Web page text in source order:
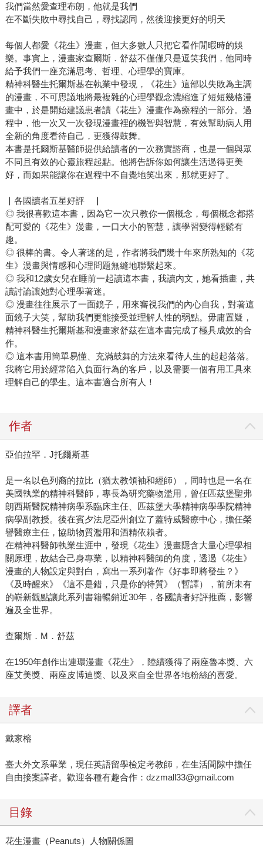
慮，也沒有展現出信任球員的心態，認為出事的話，教練來
扛就好，即使接下隊長職，多少也會認為有點不被信任，抱
教練卻說出「我希望你能把場上的快樂，渲染給周邊的
人」，這蘊含著「導師心態」的話語。他將陳傑憲的憂慮聽
進去、尊重他的想法，但也明白他個性活潑，在統一獅球隊
裡的總是擔任鼓舞士氣的角色，支持他運用這項特色，無論
比賽過程和結果如何，都能適時為球隊注入一股正向的能
量。 正是這種高支持的做法，讓聽者覺得自己不是一味地被
高度要求，也不是不被信任而被保護得好好的，而是備受尊
重、被看出自己的潛能何在——因為被看見，所以產生信任
感，更相信自己能發揮所長，帶領球隊進行一場又一場辛苦
賽事。 結果如何，我想大家都已看見：中華隊獲得世界十二
強冠軍。 這本《10到25》透過一個又一個深刻又簡單明瞭的
案例故事，並提供有效且簡易的做法，幫助每一個人輕鬆落
實「導師思維」，經實驗表明，這些做法可以有效減少各種
問題行為，包括輟學、壓力、厭世感、低效工作力等，不只
能夠培養出適應力強、獨立自主的下一代，同時也讓自己更
輕鬆，一石二鳥的思維模式，何樂而不為？ 我可以肯定，這
絕對是一本讓我們共處的世界，邁向更美好未來的人生必讀
之作！
我們當然愛查理布朗，他就是我們
在不斷失敗中尋找自己，尋找認同，然後迎接更好的明天
每個人都愛《花生》漫畫，但大多數人只把它看作閒暇時的娛
樂。事實上，漫畫家查爾斯．舒茲不僅僅只是逗笑我們，他同時
給予我們一座充滿思考、哲理、心理學的寶庫。
精神科醫生托爾斯基在執業中發現，《花生》這部以失敗為主調
的漫畫，不可思議地將最複雜的心理學觀念濃縮進了短短幾格漫
畫中，於是開始建議患者讀《花生》漫畫作為療程的一部分。過
程中，他一次又一次發現漫畫裡的機智與智慧，有效幫助病人用
全新的角度看待自己，更獲得鼓舞。
本書是托爾斯基醫師提供給讀者的一次務實諮商，也是一個與眾
不同且有效的心靈旅程起點。他將告訴你如何讓生活過得更美
好，而如果能讓你在過程中不自覺地笑出來，那就更好了。
▏各國讀者五星好評 ▏
◎ 我很喜歡這本書，因為它一次只教你一個概念，每個概念都搭
配可愛的《花生》漫畫，一口大小的智慧，讓學習變得輕鬆有
趣。
◎ 很棒的書。令人著迷的是，作者將我們幾十年來所熟知的《花
生》漫畫與情感和心理問題無縫地聯繫起來。
◎ 我和12歲女兒在睡前一起讀這本書，我讀內文，她看插畫，共
讀討論讓她對心理學著迷。
◎ 漫畫往往展示了一面鏡子，用來審視我們的內心自我，對著這
面鏡子大笑，幫助我們更能接受並理解人性的弱點。毋庸置疑，
精神科醫生托爾斯基和漫畫家舒茲在這本書完成了極具成效的合
作。
◎ 這本書用簡單易懂、充滿鼓舞的方法來看待人生的起起落落。
我將它用於經常陷入負面行為的客戶，以及需要一個有用工具來
理解自己的學生。這本書適合所有人！
作者
亞伯拉罕．J托爾斯基
是一名以色列裔的拉比（猶太教領袖和經師），同時也是一名在
美國執業的精神科醫師，專長為研究藥物濫用，曾任匹茲堡聖弗
朗西斯醫院精神病學系臨床主任、匹茲堡大學精神病學學院精神
病學副教授。後在賓夕法尼亞州創立了蓋特威醫療中心，擔任榮
譽醫療主任，協助物質濫用和酒精依賴者。
在精神科醫師執業生涯中，發現《花生》漫畫隱含大量心理學相
關原理，故結合己身專業，以精神科醫師的角度，透過《花生》
漫畫的人物設定與對白，寫出一系列著作《好事即將發生？》
《及時醒來》《這不是錯，只是你的特質》（暫譯），前所未有
的嶄新觀點讓此系列書籍暢銷近30年，各國讀者好評推薦，影響
遍及全世界。
查爾斯．M．舒茲
在1950年創作出連環漫畫《花生》，陸續獲得了兩座魯本獎、六
座艾美獎、兩座皮博迪獎、以及來自全世界各地粉絲的喜愛。
譯者
戴家榕
臺大外文系畢業，現任英語留學檢定考教師，在生活間隙中擔任
自由接案譯者。歡迎各種有趣合作：dzzmall33@gmail.com
目錄
花生漫畫（Peanuts）人物關係圖